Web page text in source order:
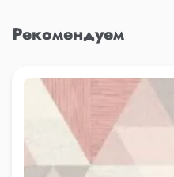
Рекомендуем